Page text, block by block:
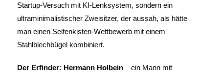
Startup-Versuch mit KI-Lenksystem, sondern ein
ultraminimalistischer Zweisitzer, der aussah, als hätte
man einen Seifenkisten-Wettbewerb mit einem
Stahlblechbügel kombiniert.
Der Erfinder: Hermann Holbein – ein Mann mit